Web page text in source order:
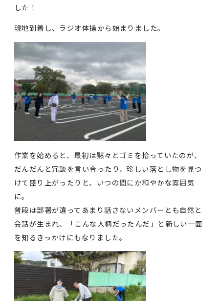
今年も恒例の高松の池・多目的広場周辺・市道の清掃
年もちゃんときれいにしよう」と気持ちが引き締ま
した！
現地到着し、ラジオ体操から始まりました。
作業を始めると、最初は黙々とゴミを拾っていたのが
けて盛り上がったりと、いつの間にか和やかな雰囲気
に。
普段は部署が違ってあまり話さないメンバーとも自然